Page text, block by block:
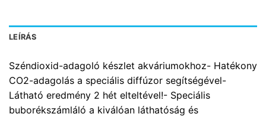
LEÍRÁS
Széndioxid-adagoló készlet akváriumokhoz- Hatékony
CO2-adagolás a speciális diffúzor segítségével-
Látható eredmény 2 hét elteltével!- Speciális
buborékszámláló a kiválóan láthatóság és